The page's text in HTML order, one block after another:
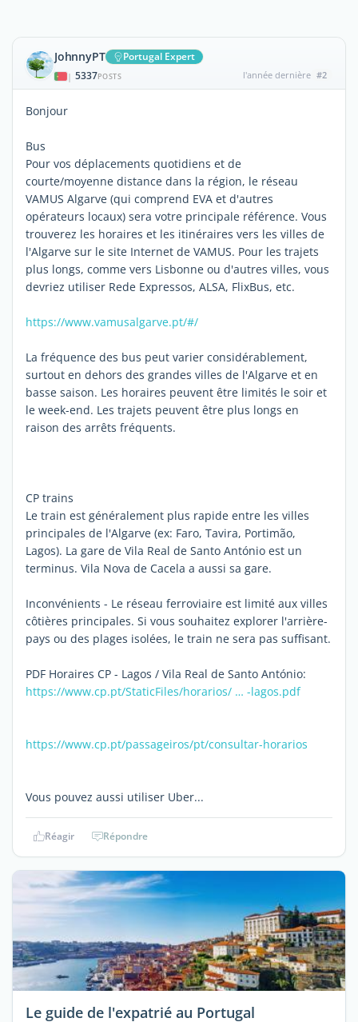
JohnnyPT Portugal Expert
| 5337POSTS l'année dernière #2
Bonjour
Bus
Pour vos déplacements quotidiens et de
courte/moyenne distance dans la région, le réseau
VAMUS Algarve (qui comprend EVA et d'autres
opérateurs locaux) sera votre principale référence. Vous
trouverez les horaires et les itinéraires vers les villes de
l'Algarve sur le site Internet de VAMUS. Pour les trajets
plus longs, comme vers Lisbonne ou d'autres villes, vous
devriez utiliser Rede Expressos, ALSA, FlixBus, etc.
https://www.vamusalgarve.pt/#/
La fréquence des bus peut varier considérablement,
surtout en dehors des grandes villes de l'Algarve et en
basse saison. Les horaires peuvent être limités le soir et
le week-end. Les trajets peuvent être plus longs en
raison des arrêts fréquents.
CP trains
Le train est généralement plus rapide entre les villes
principales de l'Algarve (ex: Faro, Tavira, Portimão,
Lagos). La gare de Vila Real de Santo António est un
terminus. Vila Nova de Cacela a aussi sa gare.
Inconvénients - Le réseau ferroviaire est limité aux villes
côtières principales. Si vous souhaitez explorer l'arrière-
pays ou des plages isolées, le train ne sera pas suffisant.
PDF Horaires CP - Lagos / Vila Real de Santo António:
https://www.cp.pt/StaticFiles/horarios/ … -lagos.pdf
https://www.cp.pt/passageiros/pt/consultar-horarios
Vous pouvez aussi utiliser Uber...
Réagir Répondre
Le guide de l'expatrié au Portugal